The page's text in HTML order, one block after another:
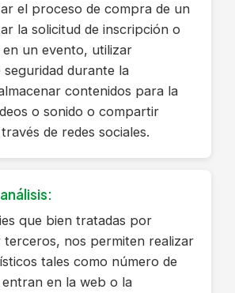
el proceso de compra de un
la solicitud de inscripción o
un evento, utilizar
seguridad durante la
contenidos para la
o sonido o compartir
de redes sociales.
que bien tratadas por
terceros, nos permiten realizar
tales como número de
en la web o la